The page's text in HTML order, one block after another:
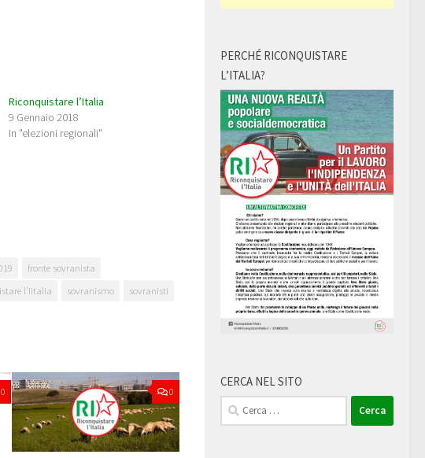
Riconquistare l’Italia
9 Gennaio 2018
In "elezioni regionali"
fronte sovranista
l’Iitalia sovranismo sovranisti
0 0
PERCHÉ RICONQUISTARE
L’ITALIA?
CERCA NEL SITO
Ricerca
per: